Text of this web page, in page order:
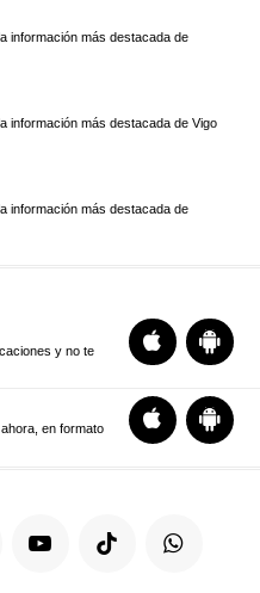
información más destacada de
información más destacada de Vigo
información más destacada de
y no te
en formato